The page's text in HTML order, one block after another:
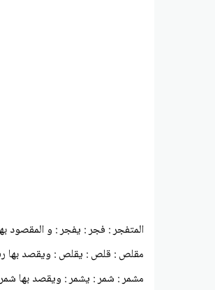
المتفجر : فجر : يفجر : و المقصود
مقلص : قلص : يقلص : ويقصد بها
مشمر : شمر : يشمر : ويقصد بها شمر